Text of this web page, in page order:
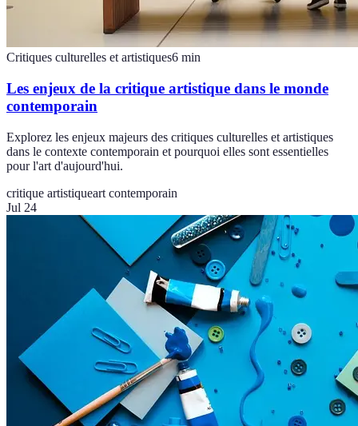
Critiques culturelles et artistiques6 min
Les enjeux de la critique artistique dans le monde
contemporain
Explorez les enjeux majeurs des critiques culturelles et artistiques
dans le contexte contemporain et pourquoi elles sont essentielles
pour l'art d'aujourd'hui.
critique artistiqueart contemporain
Jul 24